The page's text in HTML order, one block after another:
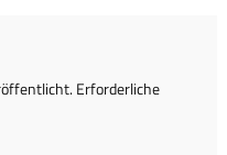
Erforderliche